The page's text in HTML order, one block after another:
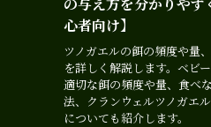
の与え方を分かりやす
心者向け】
ツノガエルの餌の頻度や量
を詳しく解説します。ベビ
適切な餌の頻度や量、食べ
法、クランウェルツノガエ
についても紹介します。